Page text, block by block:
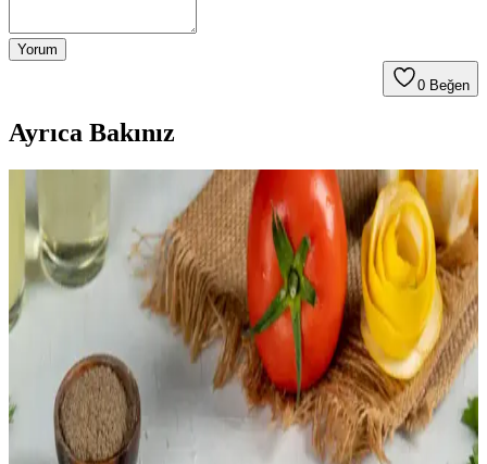
Yorum
0 Beğen
Ayrıca Bakınız
Bütçeye Katkı Sağlayan Uzun Süre Saklanabilen
Sebze ve Meyve Seçimleri
Gıda fiyatlarındaki artış ve erişim zorlukları sebebiyle, uzun süre
saklanabilen, iklim koşullarına uygun sebze ve meyvelerle bütçeye
katkı sağlayan yetiştiricilik yöntemleri ele alınıyor.
Makarna Yemeklerinde Sağlıklı Alternatifler: Sebze
ve Baklagil Bazlı Seçenekler
Makarna yerine sebze ve baklagil bazlı alternatifler kullanarak
beslenme kalitenizi artırabilirsiniz. Porsiyon kontrolü ve sebze
zengin soslarla dengeli ve lezzetli öğünler oluşturmak mümkündür.